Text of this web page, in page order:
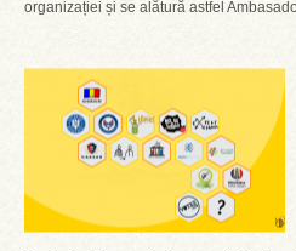
organizației și se alătură astfel